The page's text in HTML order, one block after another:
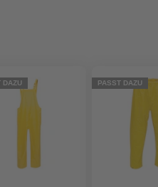
DAZU PASST DAZU